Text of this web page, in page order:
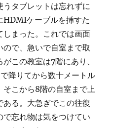
タブレットは忘れずに
HDMIケーブルを挿すた
まった。これでは画面
で、急いで自室まで取
この教室は7階にあり、
降りてから数十メートル
そこから8階の自室まで上
る。大急ぎでこの往復
で忘れ物は気をつけてい